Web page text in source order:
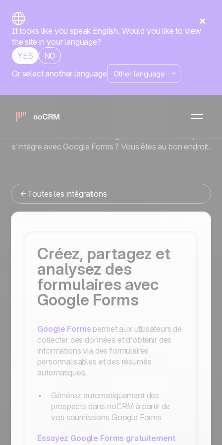
It looks like you speak English. Would you like to view
the site in your language?
YES
NO
Or select another language
No-code
Google Formsx
s'intègre avec Google Forms ? Vous êtes au bon endroit.
Toutes les intégrations
Créez, partagez et
analysez des
formulaires avec
Google Forms
Google Forms permet aux utilisateurs de
collecter des données et d'obtenir des
informations via des formulaires
personnalisables et des résumés
automatiques.
Générez automatiquement des
prospects dans noCRM à partir de
vos soumissions Google Forms
Essayez Google Forms gratuitement